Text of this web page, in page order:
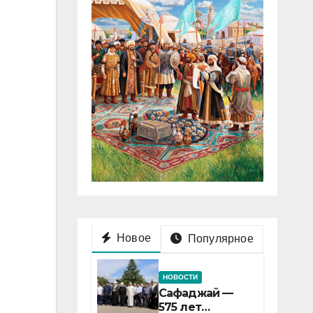
Новое Популярное
НОВОСТИ
Сафаджай —
575 лет